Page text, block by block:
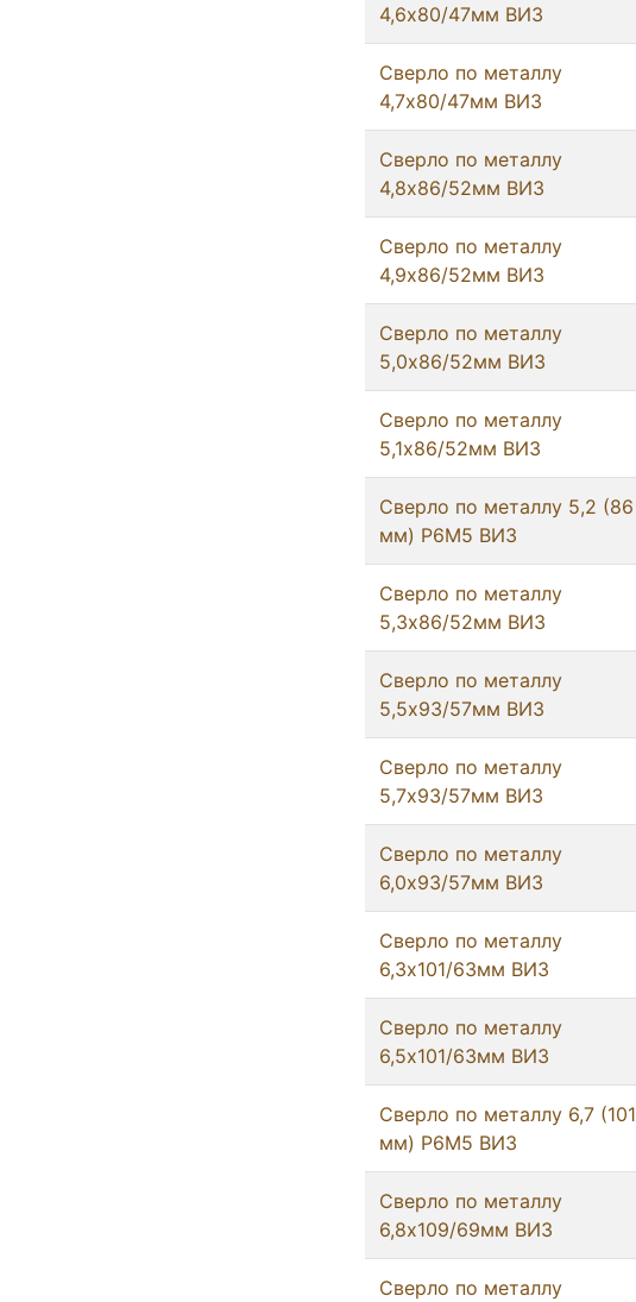
4,6х80/47мм ВИЗ
Сверло по металлу
4,7х80/47мм ВИЗ
Сверло по металлу
4,8х86/52мм ВИЗ
Сверло по металлу
4,9х86/52мм ВИЗ
Сверло по металлу
5,0х86/52мм ВИЗ
Сверло по металлу
5,1х86/52мм ВИЗ
Сверло по металлу 5,2 (86
мм) Р6М5 ВИЗ
Сверло по металлу
5,3х86/52мм ВИЗ
Сверло по металлу
5,5х93/57мм ВИЗ
Сверло по металлу
5,7х93/57мм ВИЗ
Сверло по металлу
6,0х93/57мм ВИЗ
Сверло по металлу
6,3х101/63мм ВИЗ
Сверло по металлу
6,5х101/63мм ВИЗ
Сверло по металлу 6,7 (101
мм) Р6М5 ВИЗ
Сверло по металлу
6,8х109/69мм ВИЗ
Сверло по металлу